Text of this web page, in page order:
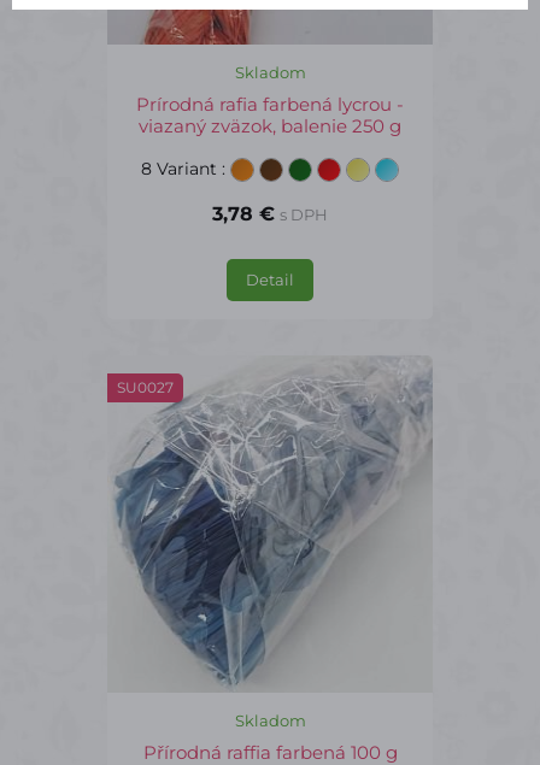
Skladom
Prírodná rafia farbená lycrou -
viazaný zväzok, balenie 250 g
8 Variant :
3,78 € s DPH
Detail
SU0027
Skladom
Přírodná raffia farbená 100 g